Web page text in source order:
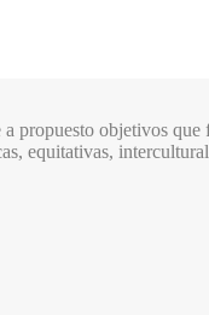
propuesto objetivos
equitativas,